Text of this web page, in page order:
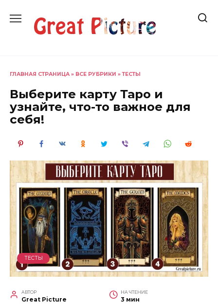
содержанию
ГЛАВНАЯ СТРАНИЦА » ВСЕ РУБРИКИ »ТЕСТЫ
Выберите карту Таро и
узнайте, что-то важное для
себя!
ТЕСТЫ
АВТОР
Great Picture
НА ЧТЕНИЕ
3 мин